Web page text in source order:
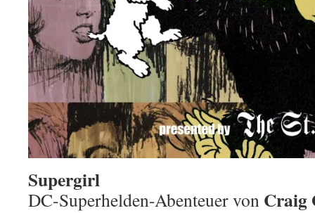
Supergirl
DC-Superhelden-Abenteuer von Craig